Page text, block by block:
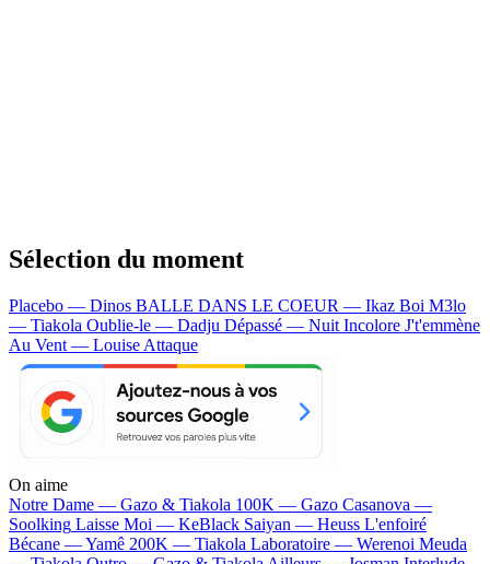
Sélection du moment
Placebo — Dinos BALLE DANS LE COEUR — Ikaz Boi M3lo
— Tiakola Oublie-le — Dadju Dépassé — Nuit Incolore J't'emmène
Au Vent — Louise Attaque
On aime
Notre Dame — Gazo & Tiakola 100K — Gazo Casanova —
Soolking Laisse Moi — KeBlack Saiyan — Heuss L'enfoiré
Bécane —Yamê 200K — Tiakola Laboratoire — Werenoi Meuda